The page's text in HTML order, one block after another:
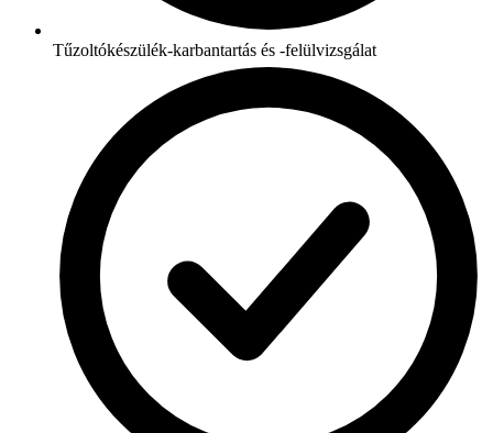
Tűzoltókészülék-karbantartás és -felülvizsgálat